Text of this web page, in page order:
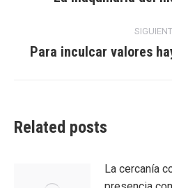
Para inculcar valores
Related posts
La cercanía